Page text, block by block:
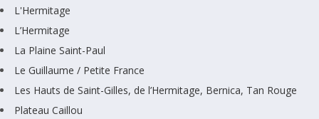
L'Hermitage
L’Hermitage
La Plaine Saint-Paul
Le Guillaume / Petite France
Les Hauts de Saint-Gilles, de l’Hermitage, Bernica, Tan Rouge
Plateau Caillou